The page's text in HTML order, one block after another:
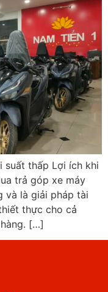
suất thấp Lợi ích khi
trả góp xe máy
và là giải pháp tài
thực cho cả
[…]